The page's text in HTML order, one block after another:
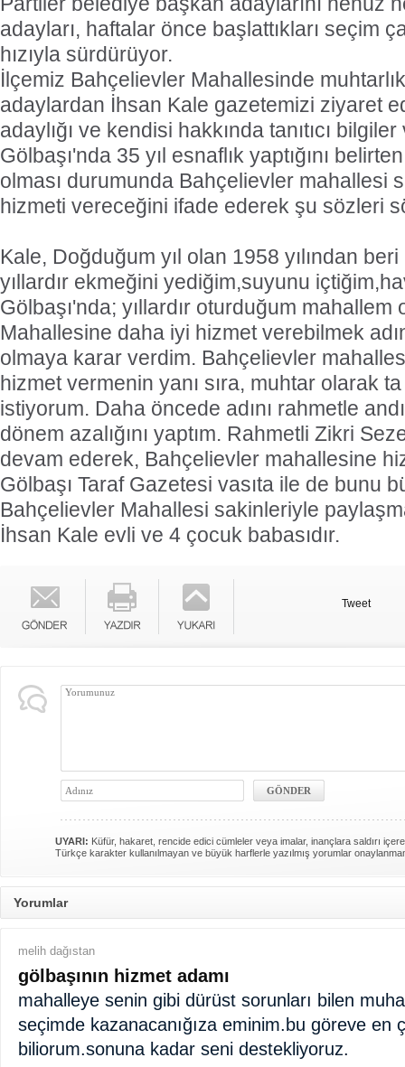
adayları, haftalar önce başlattıkları seçim
hızıyla sürdürüyor.
İlçemiz Bahçelievler Mahallesinde
adaylardan İhsan Kale gazetemizi ziyaret
adaylığı ve kendisi hakkında tanıtıcı
Gölbaşı'nda 35 yıl esnaflık yaptığını
olması durumunda Bahçelievler mahallesi
hizmeti vereceğini ifade ederek şu sözleri
Kale, Doğduğum yıl olan 1958 yılından
yıllardır ekmeğini yediğim,suyunu
Gölbaşı'nda; yıllardır oturduğum
Mahallesine daha iyi hizmet verebilmek
olmaya karar verdim. Bahçelievler
hizmet vermenin yanı sıra, muhtar olarak
istiyorum. Daha öncede adını rahmetle
dönem azalığını yaptım. Rahmetli Zikri
devam ederek, Bahçelievler mahallesine
Gölbaşı Taraf Gazetesi vasıta ile de bunu
Bahçelievler Mahallesi sakinleriyle
İhsan Kale evli ve 4 çocuk babasıdır.
Tweet
UYARI: Küfür, hakaret, rencide edici cümleler veya imalar, inançlara saldırı
Türkçe karakter kullanılmayan ve büyük harflerle yazılmış yorumlar
Yorumlar
melih dağıstan
gölbaşının hizmet adamı
mahalleye senin gibi dürüst sorunları bilen
seçimde kazanacanığıza eminim.bu göreve en
biliorum.sonuna kadar seni destekliyoruz.